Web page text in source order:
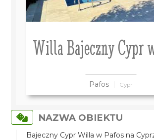
Willa Bajeczny Cypr
Pafos Cypr
NAZWA OBIEKTU
Bajeczny Cypr Willa w Pafos na